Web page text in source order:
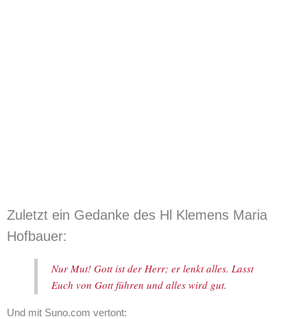
Zuletzt ein Gedanke des Hl Klemens Maria
Hofbauer:
Nur Mut! Gott ist der Herr; er lenkt alles. Lasst
Euch von Gott führen und alles wird gut.
Und mit Suno.com vertont: